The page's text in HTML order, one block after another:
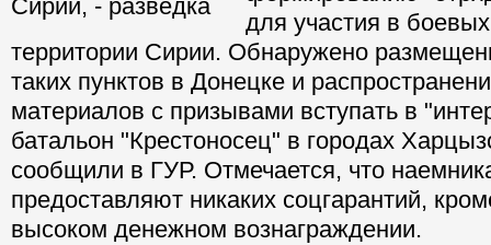
для участия в
территории Сирии. Обнаружено
таких пунктов в Донецке и
материалов с призывами вступать в
батальон "Крестоносец" в городах
сообщили в ГУР. Отмечается, что
предоставляют никаких соцгарантий,
высоком денежном вознаграждении.